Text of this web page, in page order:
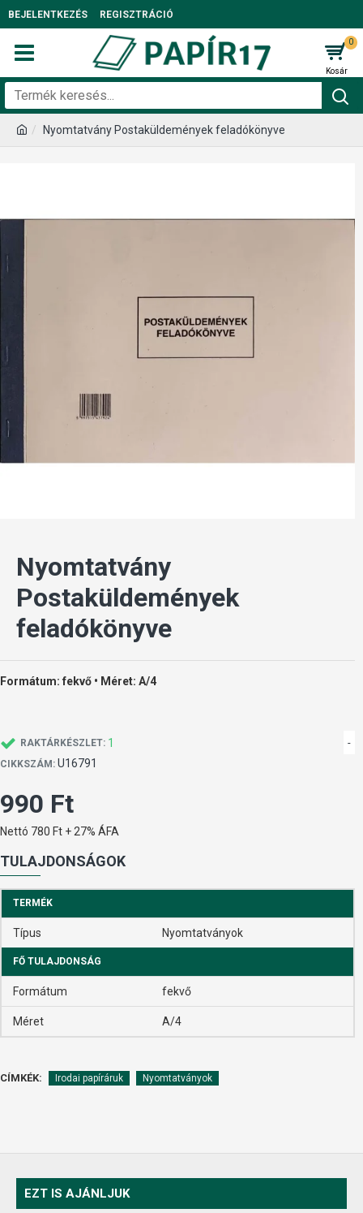
BEJELENTKEZÉS REGISZTRÁCIÓ
0
Nyomtatvány Postaküldemények feladókönyve
Nyomtatvány
Postaküldemények
feladókönyve
Formátum: fekvő • Méret: A/4
RAKTÁRKÉSZLET: 1
CIKKSZÁM: U16791
-
990 Ft
Nettó 780 Ft + 27% ÁFA
TULAJDONSÁGOK
TERMÉK
Típus Nyomtatványok
FŐ TULAJDONSÁG
Formátum fekvő
Méret A/4
CÍMKÉK: Irodai papíráruk Nyomtatványok
EZT IS AJÁNLJUK